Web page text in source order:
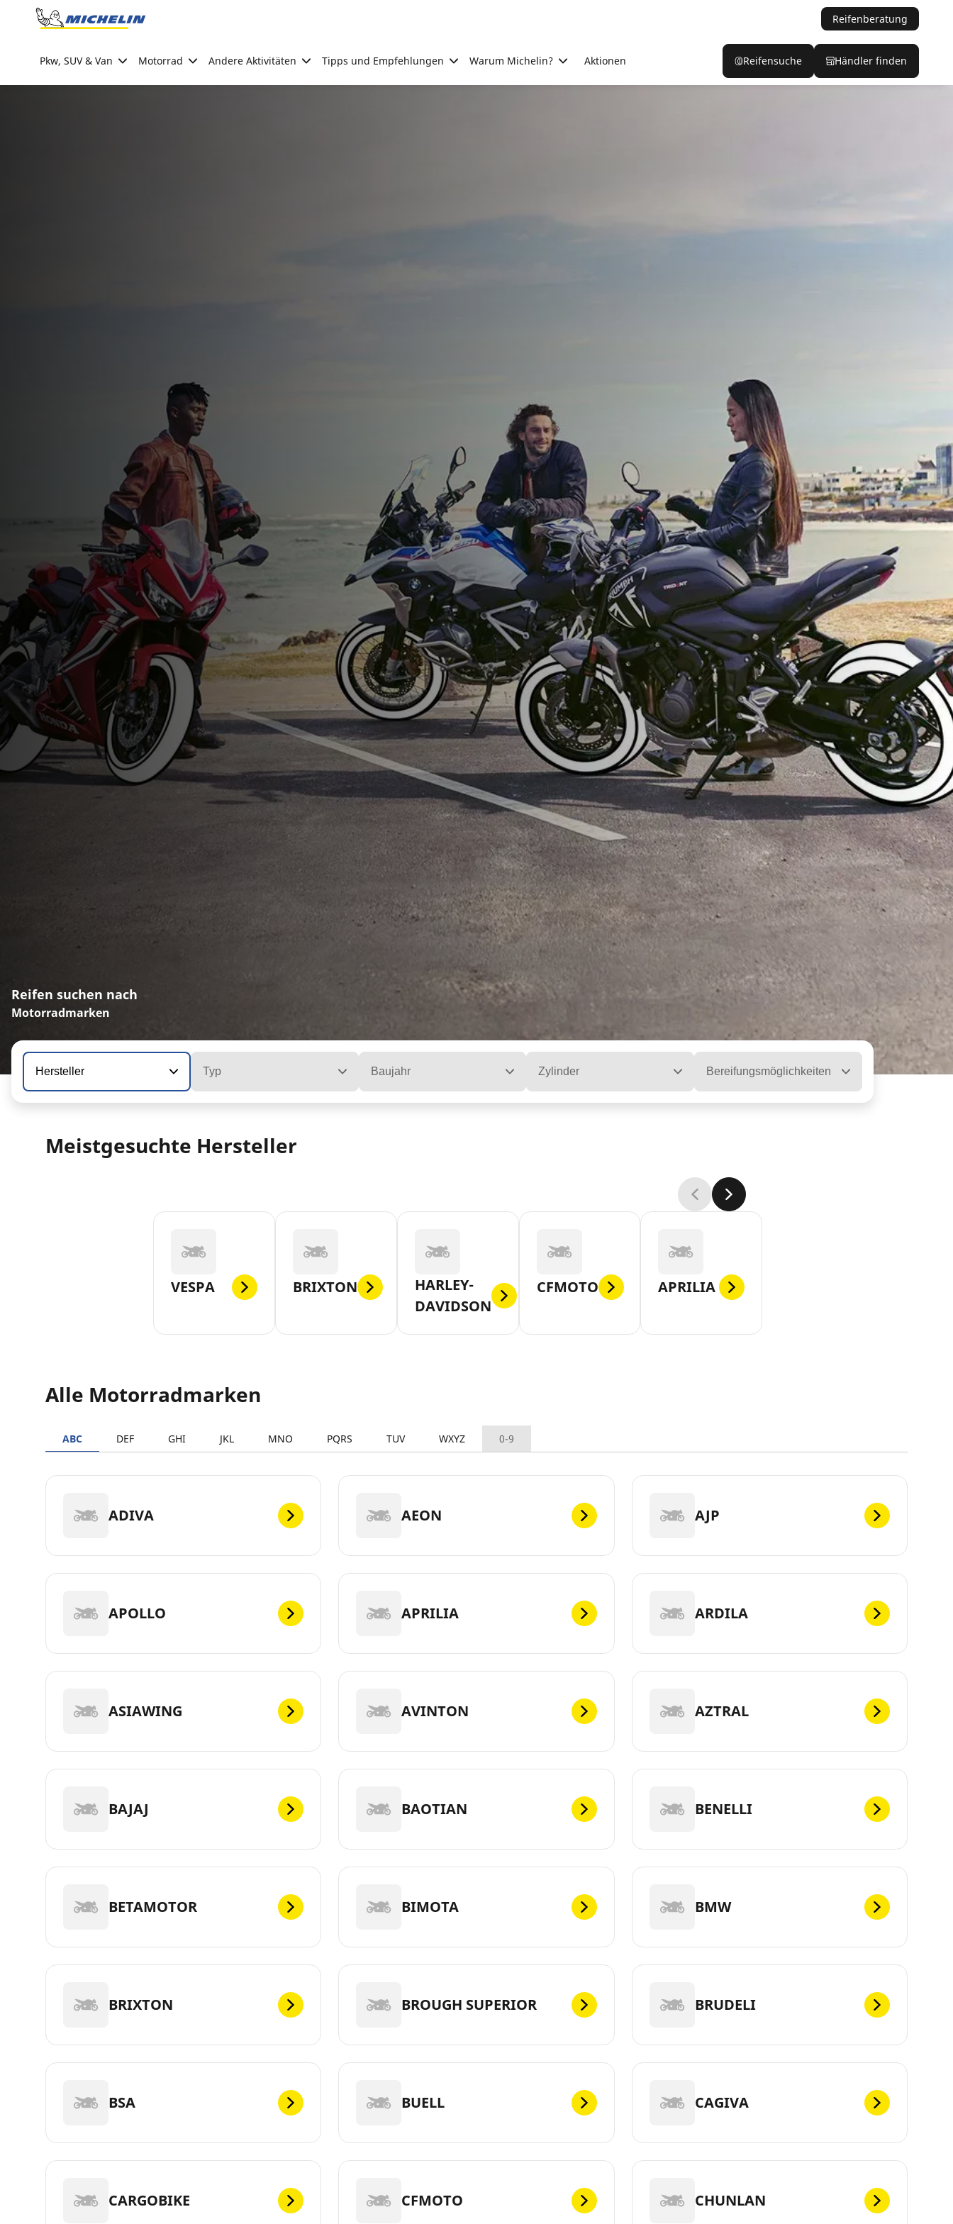
Go to page content
Reifenberatung
Pkw, SUV & Van Motorrad Andere Aktivitäten Tipps und Empfehlungen Warum Michelin? Aktionen Reifensuche Händler finden
Reifen suchen nach
Motorradmarken
Hersteller Typ Baujahr Zylinder Bereifungsmöglichkeiten
Meistgesuchte Hersteller
VESPA BRIXTON
HARLEY-
DAVIDSON
CFMOTO APRILIA
Alle Motorradmarken
ABC DEF GHI JKL MNO PQRS TUV WXYZ 0-9
ADIVA AEON AJP
APOLLO APRILIA ARDILA
ASIAWING AVINTON AZTRAL
BAJAJ BAOTIAN BENELLI
BETAMOTOR BIMOTA BMW
BRIXTON BROUGH SUPERIOR BRUDELI
BSA BUELL CAGIVA
CARGOBIKE CFMOTO CHUNLAN